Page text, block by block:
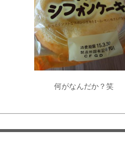
何がなんだか？笑